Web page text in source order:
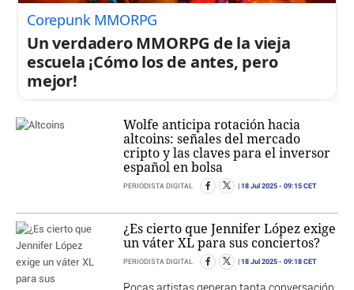
Corepunk MMORPG
Un verdadero MMORPG de la vieja
escuela ¡Cómo los de antes, pero
mejor!
Wolfe anticipa rotación hacia
altcoins: señales del mercado
cripto y las claves para el inversor
español en bolsa
PERIODISTA DIGITAL 18 Jul 2025 - 09:15 CET
¿Es cierto que Jennifer López exige
un váter XL para sus conciertos?
PERIODISTA DIGITAL 18 Jul 2025 - 09:18 CET